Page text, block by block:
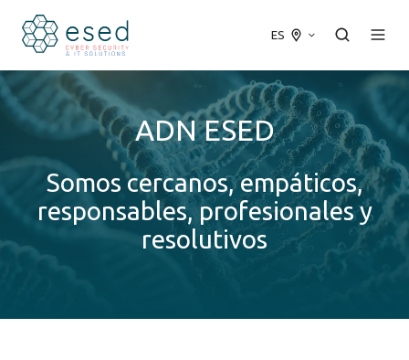
ES
ADN ESED
Somos cercanos, empáticos,
responsables, profesionales y
resolutivos